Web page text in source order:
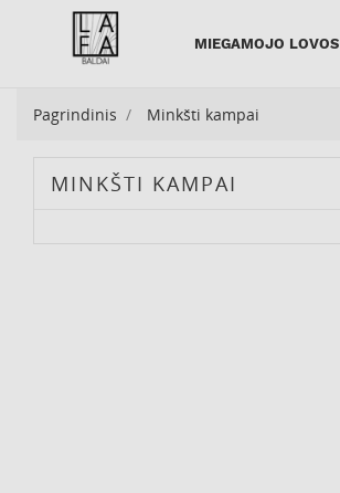
MIEGAMOJO LOVOS
Pagrindinis Minkšti kampai
MINKŠTI KAMPAI